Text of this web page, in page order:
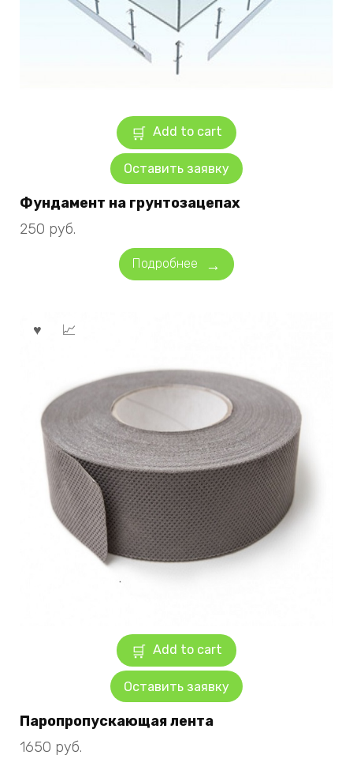
Add to cart
Оставить заявку
Фундамент на грунтозацепах
250 руб.
Подробнее
Add to cart
Оставить заявку
Паропропускающая лента
1650 руб.